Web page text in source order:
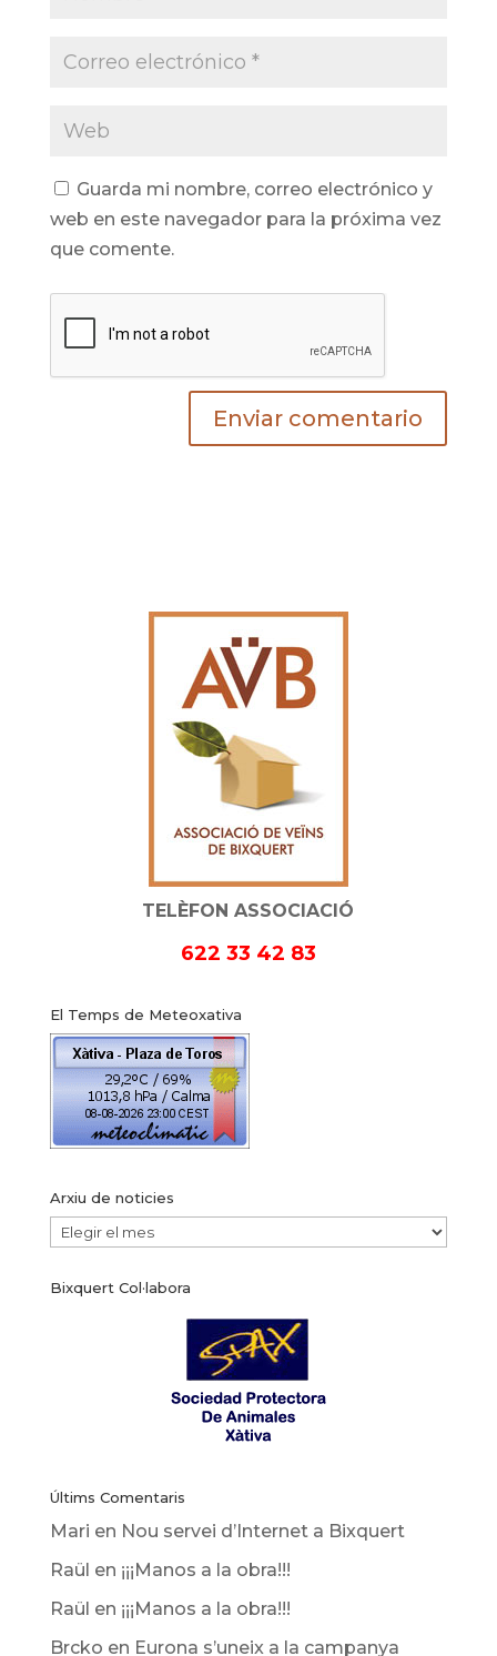
Guarda mi nombre, correo electrónico y
web en este navegador para la próxima vez
que comente.
TELÈFON ASSOCIACIÓ
622 33 42 83
El Temps de Meteoxativa
Arxiu de noticies
Arxiu
noticies
Bixquert Col·labora
Últims Comentaris
Mari en Nou servei d’Internet a Bixquert
Raül en ¡¡¡Manos a la obra!!!
Raül en ¡¡¡Manos a la obra!!!
Brcko en Eurona s’uneix a la campanya